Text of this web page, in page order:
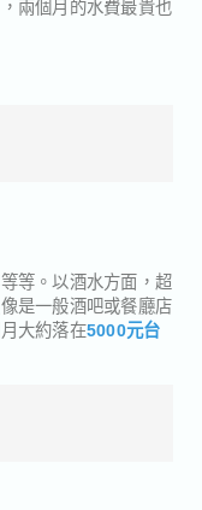
兩個月的水費最貴也
等。以酒水方面，超
是一般酒吧或餐廳店
大約落在5000元台